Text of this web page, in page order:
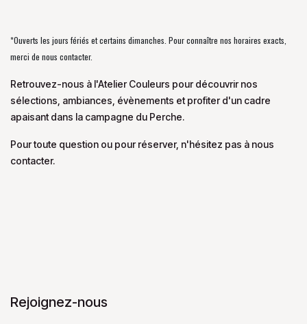
*Ouverts les jours fériés et certains dimanches. Pour connaître nos horaires exacts,
merci de nous contacter.
Retrouvez-nous à l'Atelier Couleurs pour découvrir nos
sélections, ambiances, évènements et profiter d'un cadre
apaisant dans la campagne du Perche.
Pour toute question ou pour réserver, n'hésitez pas à nous
contacter.
Rejoignez-nous